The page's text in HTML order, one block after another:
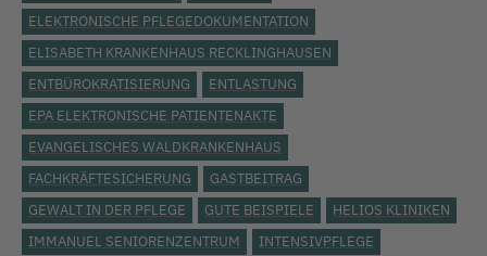
ELEKTRONISCHE PFLEGEDOKUMENTATION
ELISABETH KRANKENHAUS RECKLINGHAUSEN
ENTBÜROKRATISIERUNG
ENTLASTUNG
EPA ELEKTRONISCHE PATIENTENAKTE
EVANGELISCHES WALDKRANKENHAUS
FACHKRÄFTESICHERUNG
GASTBEITRAG
GEWALT IN DER PFLEGE
GUTE BEISPIELE
HELIOS KLINIKEN
IMMANUEL SENIORENZENTRUM
INTENSIVPFLEGE